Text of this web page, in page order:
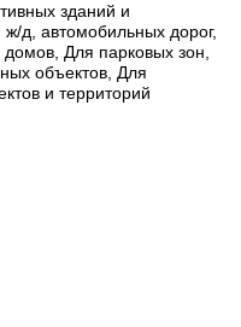
зданий и
д, автомобильных дорог,
Для парковых зон,
объектов, Для
и территорий